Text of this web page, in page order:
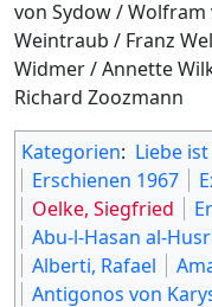
von Sydow / Wolfram
Weintraub / Franz
Widmer / Annette
Richard Zoozmann
Kategorien: Liebe
Erschienen 1967
Oelke, Siegfried
Abu-l-Hasan al-
Alberti, Rafael
Antigonos von